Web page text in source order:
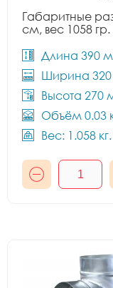
Габаритные
см, вес 1058 гр.
Длина 390
Ширина
Высота 270
Объём 0.03
Вес: 1.058 кг.